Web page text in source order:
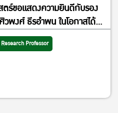
ตร์ขอแสดงความยินดีกับรอง
วพงศ์ ธีรอำพน ในโอกาสได้
ำแหน่งรองคณบดีฝ่ายวิจัย
คม
Research Professor